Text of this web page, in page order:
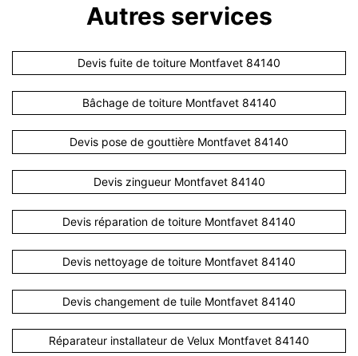
Autres services
Devis fuite de toiture Montfavet 84140
Bâchage de toiture Montfavet 84140
Devis pose de gouttière Montfavet 84140
Devis zingueur Montfavet 84140
Devis réparation de toiture Montfavet 84140
Devis nettoyage de toiture Montfavet 84140
Devis changement de tuile Montfavet 84140
Réparateur installateur de Velux Montfavet 84140